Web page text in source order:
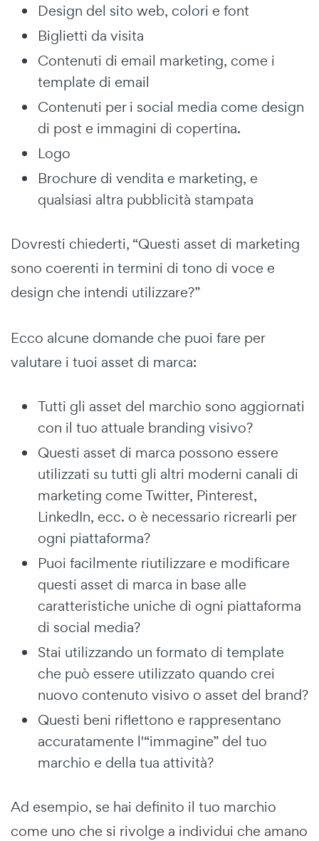
Design del sito web, colori e font
Biglietti da visita
Contenuti di email marketing, come i
template di email
Contenuti per i social media come design
di post e immagini di copertina.
Logo
Brochure di vendita e marketing, e
qualsiasi altra pubblicità stampata
Dovresti chiederti, “Questi asset di marketing
sono coerenti in termini di tono di voce e
design che intendi utilizzare?”
Ecco alcune domande che puoi fare per
valutare i tuoi asset di marca:
Tutti gli asset del marchio sono aggiornati
con il tuo attuale branding visivo?
Questi asset di marca possono essere
utilizzati su tutti gli altri moderni canali di
marketing come Twitter, Pinterest,
LinkedIn, ecc. o è necessario ricrearli per
ogni piattaforma?
Puoi facilmente riutilizzare e modificare
questi asset di marca in base alle
caratteristiche uniche di ogni piattaforma
di social media?
Stai utilizzando un formato di template
che può essere utilizzato quando crei
nuovo contenuto visivo o asset del brand?
Questi beni riflettono e rappresentano
accuratamente l'“immagine” del tuo
marchio e della tua attività?
Ad esempio, se hai definito il tuo marchio
come uno che si rivolge a individui che amano